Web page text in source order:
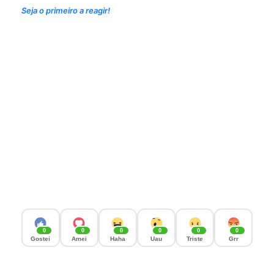
Seja o primeiro a reagir!
0
Gostei
0
Amei
0
Haha
0
Uau
0
Triste
0
Grr